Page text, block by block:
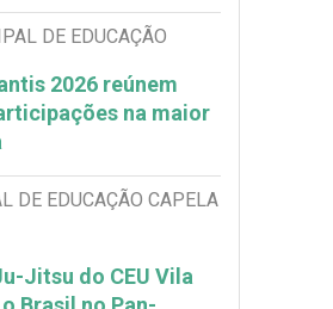
DE EDUCAÇÃO
2026 reúnem
na maior
DE EDUCAÇÃO CAPELA
Jitsu do CEU Vila